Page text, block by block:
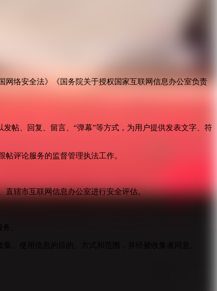
络安全法》《国务院关于授权国家互联网信息办公室负责
帖、回复、留言、“弹幕”等方式，为用户提供发表文字、符
评论服务的监督管理执法工作。
直辖市互联网信息办公室进行安全评估。
。